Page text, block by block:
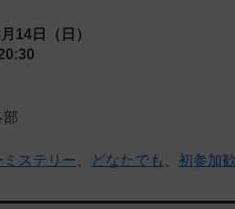
14日（日）
部
ミステリー どなたでも 初参加